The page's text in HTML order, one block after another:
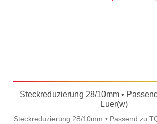
Steckreduzierung 28/10mm • Passend zu TQ52-28 •
Luer(w)
Steckreduzierung 28/10mm • Passend zu TQ52-28 • Luer(w) •